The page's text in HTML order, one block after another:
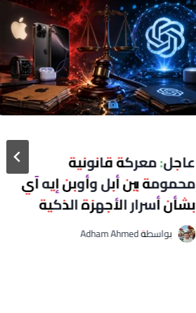
عاجل: معركة قانونية
محمومة بين أبل وأوبن إيه آي
بشأن أسرار الأجهزة الذكية
بواسطةAdham Ahmed